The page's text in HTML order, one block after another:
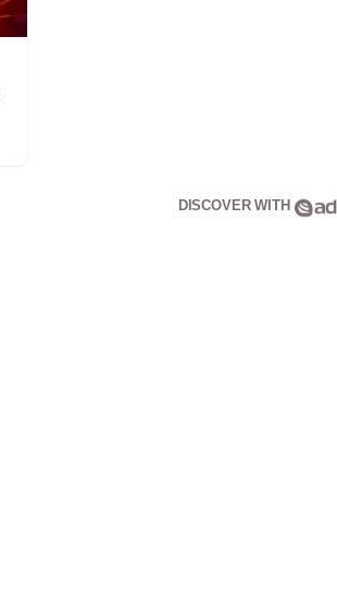
DISCOVER WITH